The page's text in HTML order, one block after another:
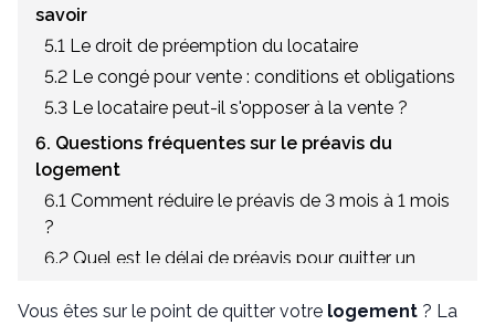
savoir
5.1 Le droit de préemption du locataire
5.2 Le congé pour vente : conditions et obligations
5.3 Le locataire peut-il s'opposer à la vente ?
6. Questions fréquentes sur le préavis du
logement
6.1 Comment réduire le préavis de 3 mois à 1 mois
?
6.2 Quel est le délai de préavis pour quitter un
6.3 Comment savoir si le préavis est de 1 mois ou 3
Vous êtes sur le point de quitter votre logement ? La